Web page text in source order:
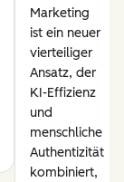
Marketing
ist ein neuer
vierteiliger
Ansatz, der
KI-Effizienz
und
menschliche
Authentizität
kombiniert,